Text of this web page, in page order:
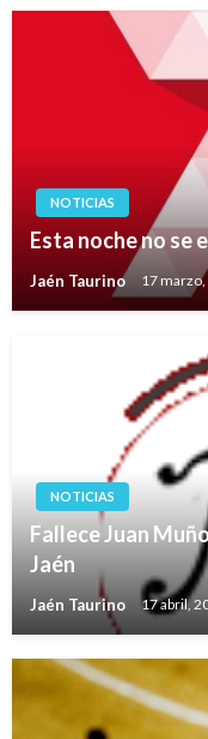
NOTICIAS
Esta noche no se
Jaén Taurino 17
NOTICIAS
Fallece Juan
Jaén
Jaén Taurino 17 abril,